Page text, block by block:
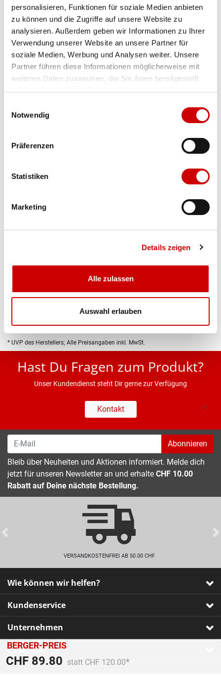
personalisieren, Funktionen für soziale Medien anbieten
zu können und die Zugriffe auf unsere Website zu
analysieren. Außerdem geben wir Informationen zu Ihrer
Verwendung unserer Website an unsere Partner für
soziale Medien, Werbung und Analysen weiter. Unsere
Partner führen diese Informationen möglicherweise mit
weiteren Daten zusammen, die Sie ihnen bereitgestellt
haben oder die sie im Rahmen Ihrer Nutzung der Dienste
Notwendig
Präferenzen
Statistiken
Marketing
Details zeigen
Alle zulassen
Auswahl erlauben
Artikel-Nr.84-553-11-samtchevreau-schilf
Farbe samtchevreau schilf
BERGER-PREIS
CHF 89.80 Preis reduziert von
statt CHF 120.00
An
IN DEN WARENKORB
Bis 17:00 Uhr bestellen: morgen geliefert - ab CHF 50.00
Produktbeschreibung
* UVP des Herstellers; Alle Preisangaben inkl. MwSt.
Hast Du Fragen zum Produkt?
Unser Kundendienst steht Dir gerne zur Verfügung
Kontakt
Abonnieren
Bleib über Neuheiten und Aktionen informiert. Melde dich
jetzt für unseren Newsletter an und erhalte CHF 10.00
Rabatt auf Deine nächste Bestellung.
VERSANDKOSTENFREI AB 50.00 CHF
Previous
Wie können wir helfen?
Kundenservice
Unternehmen
Zahlarten